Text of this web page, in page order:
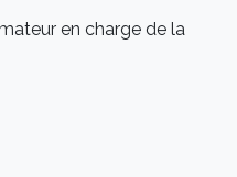
en charge de la